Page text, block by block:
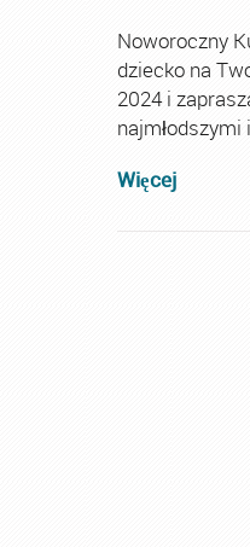
Noworoczny
dziecko na
2024 i
Więcej